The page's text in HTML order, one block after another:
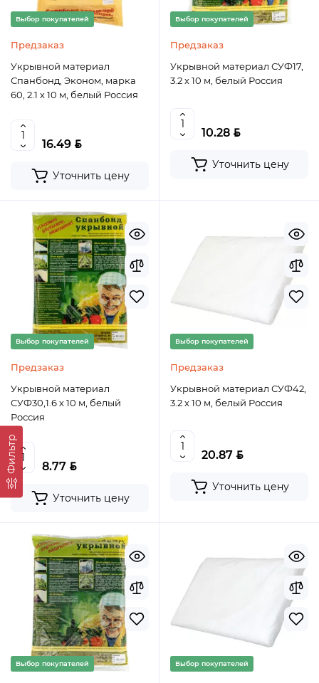
Фильтр
Выбор покупателей
Предзаказ
Укрывной материал
Спанбонд, Эконом, марка
60, 2.1 х 10 м, белый Россия
16.49 BYN
Уточнить цену
Выбор покупателей
Предзаказ
Укрывной материал СУФ17,
3.2 х 10 м, белый Россия
10.28 BYN
Уточнить цену
Выбор покупателей
Предзаказ
Укрывной материал
СУФ30,1.6 х 10 м, белый
Россия
8.77 BYN
Уточнить цену
Выбор покупателей
Предзаказ
Укрывной материал СУФ42,
3.2 х 10 м, белый Россия
20.87 BYN
Уточнить цену
Выбор покупателей Выбор покупателей